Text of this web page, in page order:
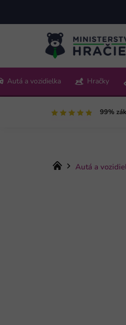
obsah
Pon-Pia 9:00-15:00
Autá a vozidielka Hračky
99%
Domov
Autá a